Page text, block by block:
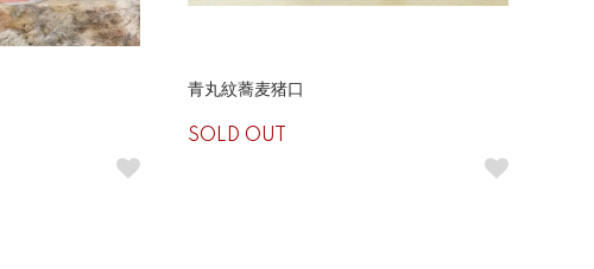
青丸紋蕎麦猪口
SOLD OUT